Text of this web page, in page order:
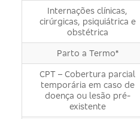
Internações clínicas,
cirúrgicas, psiquiátrica e
obstétrica
Parto a Termo*
CPT – Cobertura parcial
temporária em caso de
doença ou lesão pré-
existente